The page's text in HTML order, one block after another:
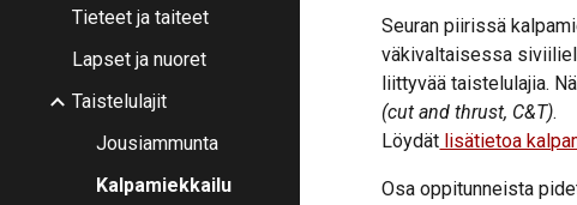
Tieteet ja taiteet
Lapset ja nuoret
Taistelulajit
Jousiammunta
Kalpamiekkailu
Seuran piirissä
väkivaltaisessa
liittyvää taistelulajia.
(cut and thrust, C&T).
Löydät lisätietoa
Osa oppitunneista